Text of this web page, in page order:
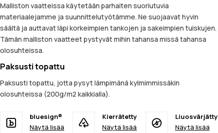
Malliston vaatteissa käytetään parhaiten suoriutuvia
materiaalejamme ja suunnittelutyötämme. Ne suojaavat hyvin
säältä ja auttavat läpi korkeimpien tankojen ja sakeimpien tuiskujen.
Tämän malliston vaatteet pystyvät mihin tahansa missä tahansa
olosuhteissa.
Paksusti topattu
Paksusti topattu, jotta pysyt lämpimänä kylmimmissäkin
olosuhteissa (200g/m2 kaikkialla).
bluesign®
Näytä lisää
Kierrätetty
Näytä lisää
Liuosvärjätty
Näytä lisää